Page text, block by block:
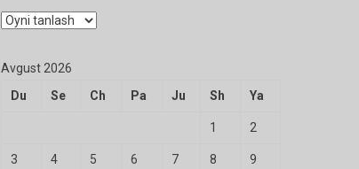
Yangiliklar
Avgust 2026
Du
Se Ch Pa Ju Sh Ya
1 2
3 4 5 6 7 8 9